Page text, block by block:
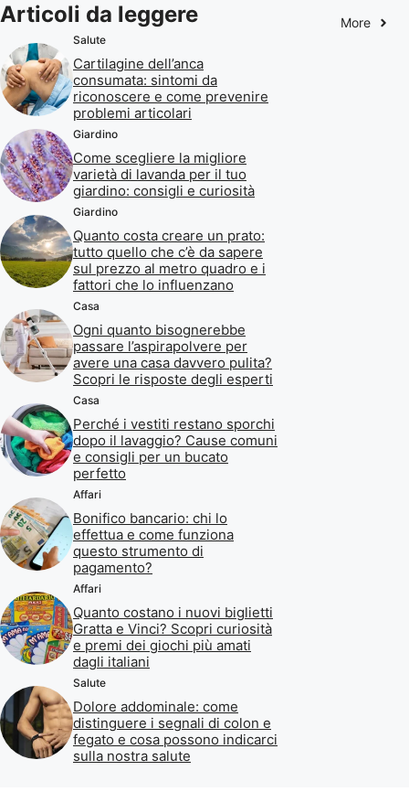
Articoli da leggere More
Salute
Cartilagine dell’anca
consumata: sintomi da
riconoscere e come prevenire
problemi articolari
Giardino
Come scegliere la migliore
varietà di lavanda per il tuo
giardino: consigli e curiosità
Giardino
Quanto costa creare un prato:
tutto quello che c’è da sapere
sul prezzo al metro quadro e i
fattori che lo influenzano
Casa
Ogni quanto bisognerebbe
passare l’aspirapolvere per
avere una casa davvero pulita?
Scopri le risposte degli esperti
Casa
Perché i vestiti restano sporchi
dopo il lavaggio? Cause comuni
e consigli per un bucato
perfetto
Affari
Bonifico bancario: chi lo
effettua e come funziona
questo strumento di
pagamento?
Affari
Quanto costano i nuovi biglietti
Gratta e Vinci? Scopri curiosità
e premi dei giochi più amati
dagli italiani
Salute
Dolore addominale: come
distinguere i segnali di colon e
fegato e cosa possono indicarci
sulla nostra salute